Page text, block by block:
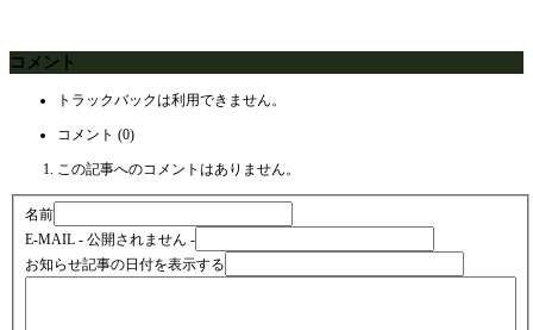
コメント
トラックバックは利用できません。
コメント (0)
この記事へのコメントはありません。
名前
E-MAIL - 公開されません -
お知らせ記事の日付を表示する